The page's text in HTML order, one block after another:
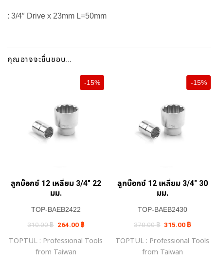
: 3/4″ Drive x 23mm L=50mm
คุณอาจจะชื่นชอบ…
-15%
ลูกบ๊อกซ์ 12 เหลี่ยม 3/4″ 22
มม.
TOP-BAEB2422
310.00฿ Original
price
310.00 ฿.
264.00 ฿Current
price
264.00 ฿.
TOPTUL : Professional Tools
from Taiwan
-15%
ลูกบ๊อกซ์ 12 เหลี่ยม 3/4″ 30
มม.
TOP-BAEB2430
370.00฿ Original
price
370.00 ฿.
315.00 ฿Current
price
315.00 ฿.
TOPTUL : Professional Tools
from Taiwan